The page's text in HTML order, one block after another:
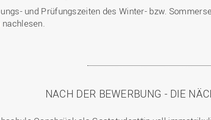
und Prüfungszeiten des Winter- bzw.
nachlesen.
NACH DER BEWERBUNG - DIE